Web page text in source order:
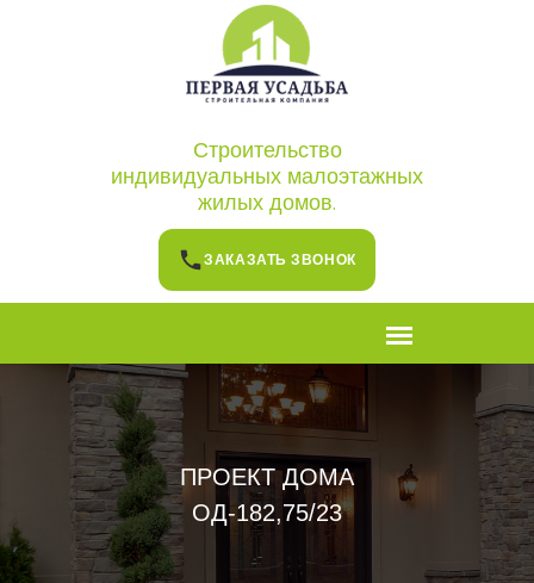
Строительство
индивидуальных малоэтажных
жилых домов.
ЗАКАЗАТЬ ЗВОНОК
ПРОЕКТ ДОМА
ОД-182,75/23